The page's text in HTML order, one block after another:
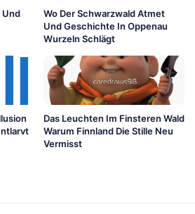
Und
Wo Der Schwarzwald Atmet
Und Geschichte In Oppenau
Wurzeln Schlägt
Das Leuchten Im Finsteren Wald
Warum Finnland Die Stille Neu
Vermisst